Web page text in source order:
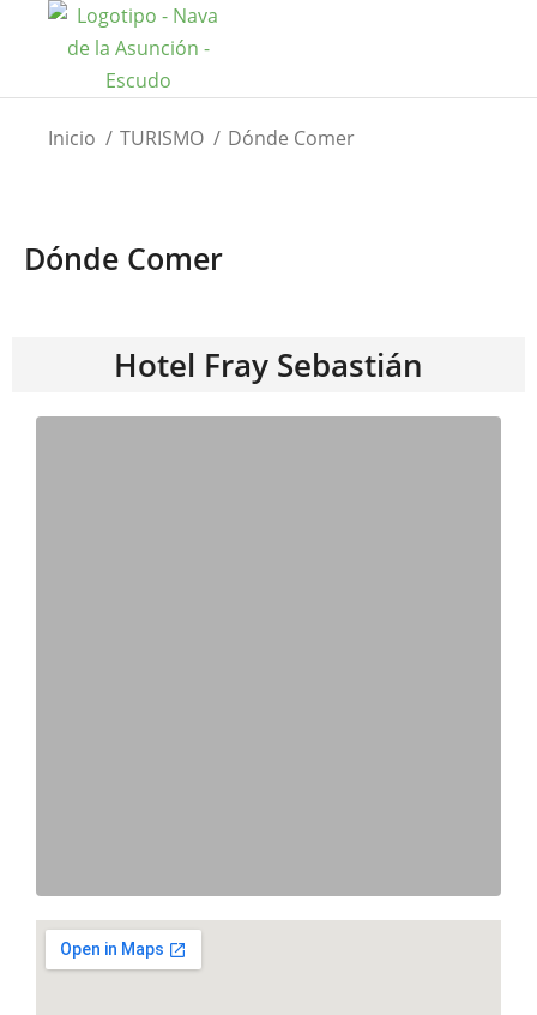
Estás aquí:
Inicio TURISMO Dónde Comer
Dónde Comer
Hotel Fray Sebastián